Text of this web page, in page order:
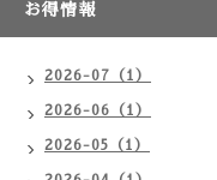
お得情報
2026-07（1）
2026-06（1）
2026-05（1）